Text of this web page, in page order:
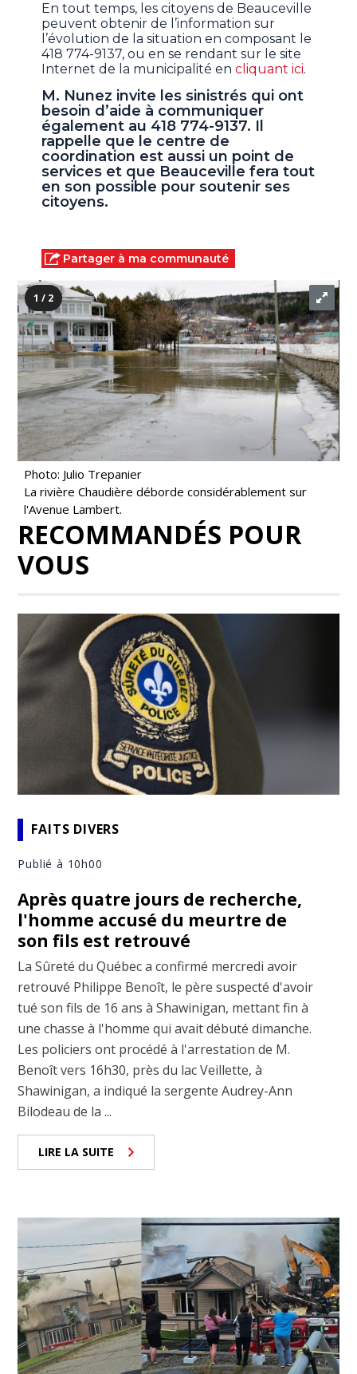
En tout temps, les citoyens de Beauceville
peuvent obtenir de l’information sur
l’évolution de la situation en composant le
418 774-9137, ou en se rendant sur le site
Internet de la municipalité encliquant ici.
M. Nunez invite les sinistrés qui ont
besoin d’aide à communiquer
également au 418 774-9137. Il
rappelle que le centre de
coordination est aussi un point de
services et que Beauceville fera tout
en son possible pour soutenir ses
citoyens.
Partager à ma communauté
1 / 2
Photo: Julio Trepanier
La rivière Chaudière déborde considérablement sur
l'Avenue Lambert.
RECOMMANDÉS POUR
VOUS
FAITS DIVERS
Publié à 10h00
Après quatre jours de recherche,
l'homme accusé du meurtre de
son fils est retrouvé
La Sûreté du Québec a confirmé mercredi avoir
retrouvé Philippe Benoît, le père suspecté d'avoir
tué son fils de 16 ans à Shawinigan, mettant fin à
une chasse à l'homme qui avait débuté dimanche.
Les policiers ont procédé à l'arrestation de M.
Benoît vers 16h30, près du lac Veillette, à
Shawinigan, a indiqué la sergente Audrey-Ann
Bilodeau de la ...
LIRE LA SUITE